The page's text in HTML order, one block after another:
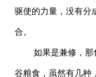
驱使的力量，没有分
合。
如果是兼修，
谷粮食，虽然有几种